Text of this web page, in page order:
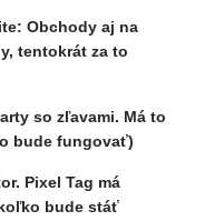
Obchody aj na
tentokrát za to
so zľavami. Má to
bude fungovať)
Pixel Tag má
bude stáť